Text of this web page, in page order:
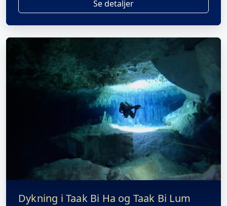
Se detaljer
Dykning i Taak Bi Ha og Taak Bi Lum